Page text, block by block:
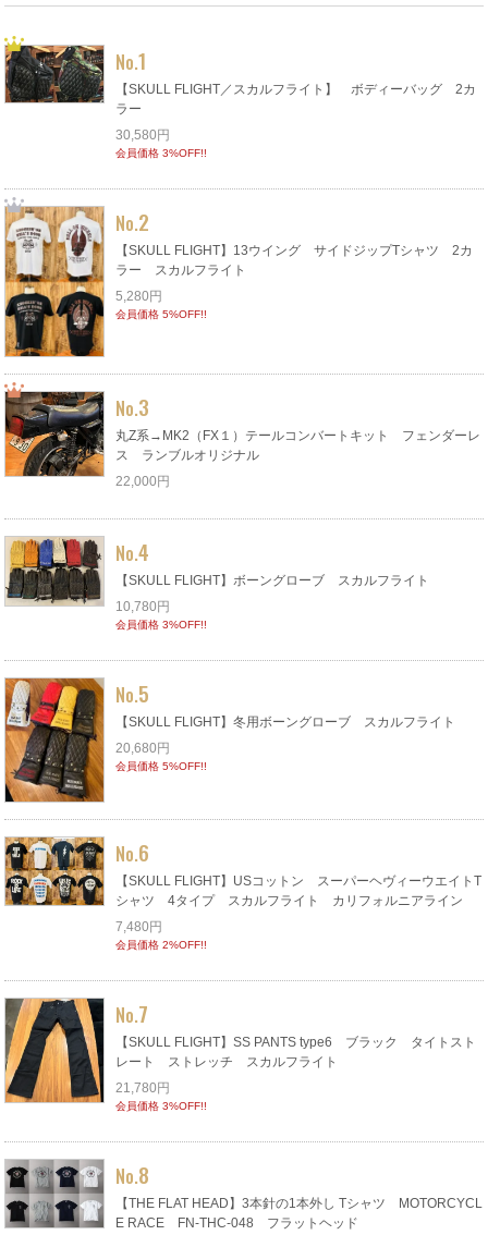
No.1
【SKULL FLIGHT／スカルフライト】 ボディーバッグ 2カ
ラー
30,580円
会員価格 3%OFF!!
No.2
【SKULL FLIGHT】13ウイング サイドジップTシャツ 2カ
ラー スカルフライト
5,280円
会員価格 5%OFF!!
No.3
丸Z系→MK2（FX１）テールコンバートキット フェンダーレ
ス ランブルオリジナル
22,000円
No.4
【SKULL FLIGHT】ボーングローブ スカルフライト
10,780円
会員価格 3%OFF!!
No.5
【SKULL FLIGHT】冬用ボーングローブ スカルフライト
20,680円
会員価格 5%OFF!!
No.6
【SKULL FLIGHT】USコットン スーパーヘヴィーウエイトT
シャツ 4タイプ スカルフライト カリフォルニアライン
7,480円
会員価格 2%OFF!!
No.7
【SKULL FLIGHT】SS PANTS type6 ブラック タイトスト
レート ストレッチ スカルフライト
21,780円
会員価格 3%OFF!!
No.8
【THE FLAT HEAD】3本針の1本外し Tシャツ MOTORCYCL
E RACE FN-THC-048 フラットヘッド